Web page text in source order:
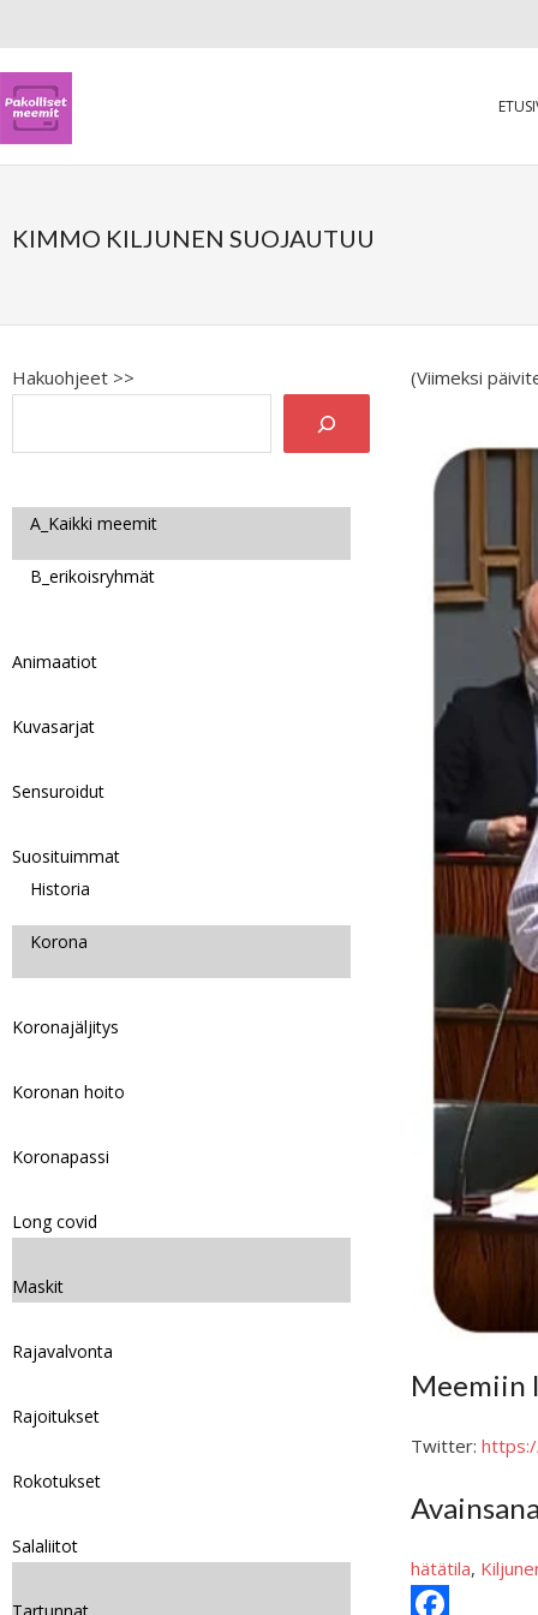
KIMMO KILJUNEN SUOJAUTUU
(Viimeksi
Meemiin
Twitter:
hätätila,
Hakuohjeet >>
A_Kaikki meemit
B_erikoisryhmät
Animaatiot
Kuvasarjat
Sensuroidut
Suosituimmat
Historia
Korona
Koronajäljitys
Koronan hoito
Koronapassi
Long covid
Maskit
Rajavalvonta
Rajoitukset
Rokotukset
Salaliitot